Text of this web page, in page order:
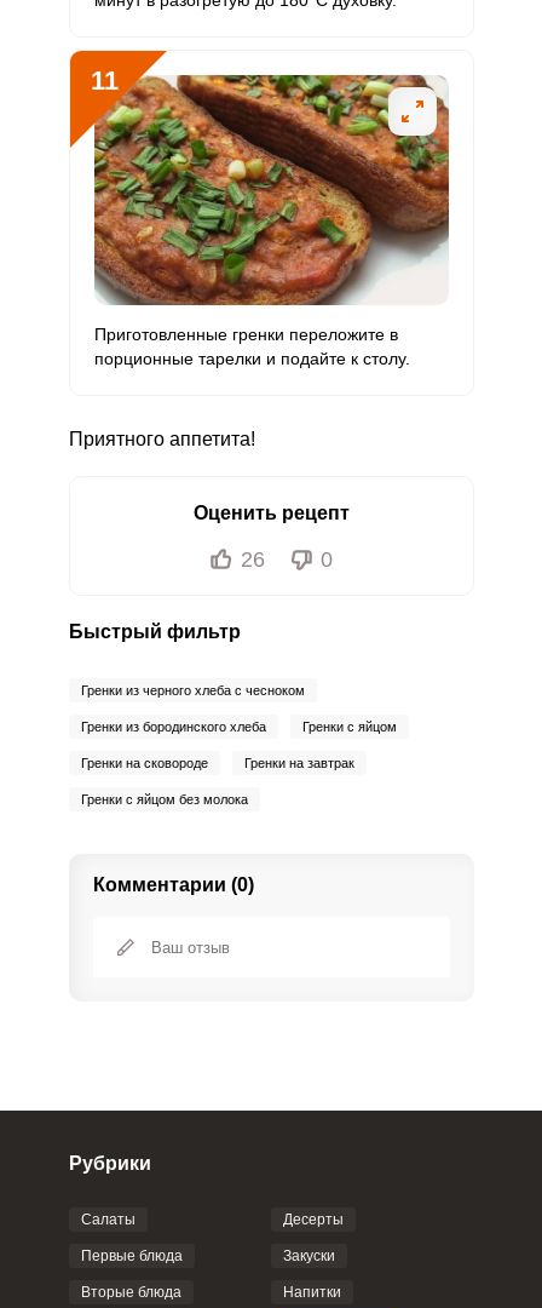
11
Приготовленные гренки переложите в
порционные тарелки и подайте к столу.
Приятного аппетита!
Оценить рецепт
26 0
Быстрый фильтр
Гренки из черного хлеба с чесноком
Гренки из бородинского хлеба Гренки с яйцом
Гренки на сковороде Гренки на завтрак
Гренки с яйцом без молока
Комментарии (0)
Фото до 4 шт, до 5 mb
Рубрики
Салаты
Первые блюда
Вторые блюда
Десерты
Закуски
Напитки